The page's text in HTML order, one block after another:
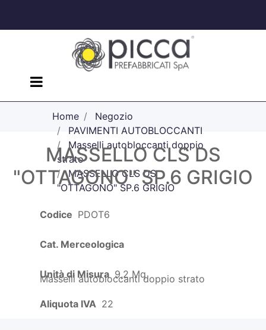
Open menu
Home
Negozio
PAVIMENTI AUTOBLOCCANTI
Masselli autobloccanti doppio
strato
MASSELLO CLS DS
"OTTAGONO" SP.6 GRIGIO
MASSELLO CLS DS
"OTTAGONO" SP.6 GRIGIO
Codice PDOT6
Cat. Merceologica
Masselli autobloccanti doppio strato
Unità di Misura 9,2 Mq
Aliquota IVA 22